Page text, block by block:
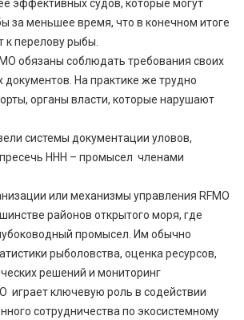
эффективных судов, которые могут
за меньшее время, что в конечном итоге
к перелову рыбы.
обязаны соблюдать требования своих
На практике же трудно
органы власти, которые нарушают
системы документации уловов,
ННН – промысел членами
или механизмы управления RFMO
районов открытого моря, где
промысел. Им обычно
рыболовства, оценка ресурсов,
решений и мониторинг
играет ключевую роль в содействии
сотрудничества по экосистемному